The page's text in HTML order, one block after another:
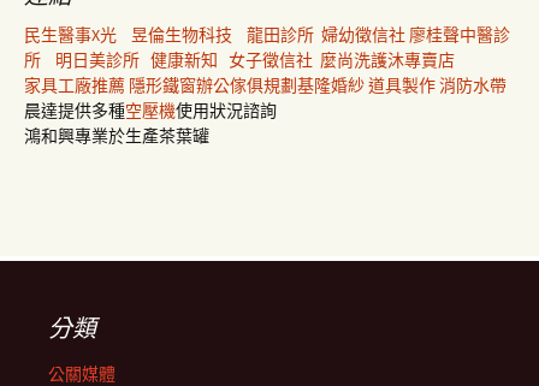
民生醫事X光 昱倫生物科技 龍田診所 婦幼徵信社 廖桂聲中醫診
所
明日美診所 健康新知 女子徵信社 麼尚洗護沐專賣店
家具工廠推薦 隱形鐵窗辦公傢俱規劃基隆婚紗道具製作消防水帶
晨達提供多種空壓機使用狀況諮詢
鴻和興專業於生產茶葉罐
分類
公關媒體